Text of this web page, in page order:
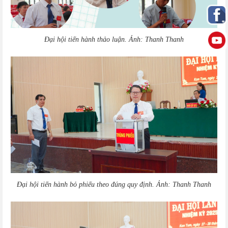
Đại hội tiến hành thảo luận. Ảnh: Thanh Thanh
Đại hội tiến hành bỏ phiếu theo đúng quy định. Ảnh: Thanh Thanh